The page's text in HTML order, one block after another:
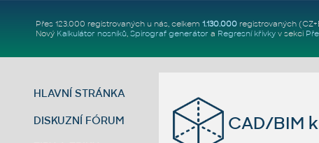
Přes 123.000 registrovaných u nás, celkem 1.130.000registrovaných
Nový Kalkulátor nosníků, Spirograf generátor a Regresní křivkyv sekci
HLAVNÍ STRÁNKA
DISKUZNÍ FÓRUM CAD/BIM